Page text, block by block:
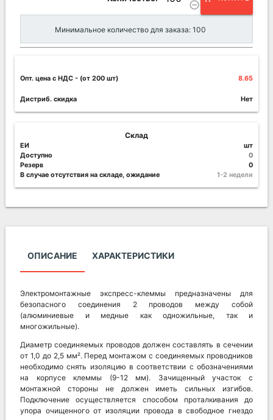
remove_circle_outline
Минимальное количество для заказа: 100
Опт. цена c НДС - (от 200 шт) 8.65
Дистриб. скидка Нет
Склад
ЕИ
шт
Доступно
0
Резерв
0
В случае отсутствия на складе, ожидание
1-2 недели
ОПИСАНИЕ ХАРАКТЕРИСТИКИ
Электромонтажные экспресс-клеммы предназначены для
безопасного соединения 2 проводов между собой
(алюминиевые и медные как одножильные, так и
многожильные).
Диаметр соединяемых проводов должен составлять в сечении
от 1,0 до 2,5 мм². Перед монтажом с соединяемых проводников
необходимо снять изоляцию в соответствии с обозначениями
на корпусе клеммы (9-12 мм). Зачищенный участок с
монтажной стороны не должен иметь сильных изгибов.
Подключение осуществляется способом проталкивания до
упора очищенного от изоляции провода в свободное гнездо